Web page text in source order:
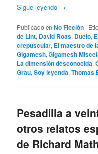
Sigue leyendo →
Publicado en No Ficción |
de Lint, David Roas, Duelo,
crepuscular, El maestro de
Gigamesh,Gigamesh
La dimensión desconocida,
Grau,Soy leyenda,Thomas
Pesadilla a
otros relatos
de Richard